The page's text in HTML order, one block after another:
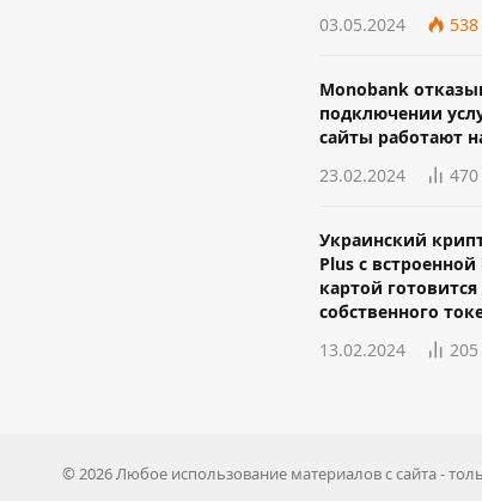
03.05.2024
538
Monobank
подключении
сайты работают
23.02.2024
470
Украинский
Plus с
картой
собственного
13.02.2024
205
© 2026 Любое использование материалов с сайта -